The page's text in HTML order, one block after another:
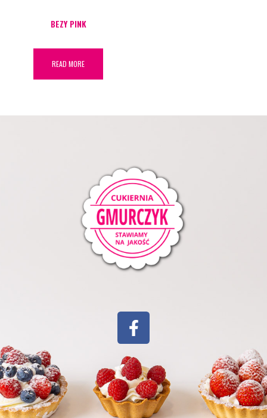
BEZY PINK
READ MORE